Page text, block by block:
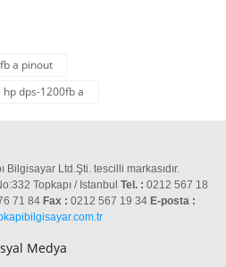
a pinout
hp dps-1200fb a
Bilgisayar Ltd.Şti. tescilli markasıdır.
Topkapı / Istanbul Tel. : 0212 567 18
71 84 Fax : 0212 567 19 34 E-posta :
Medya